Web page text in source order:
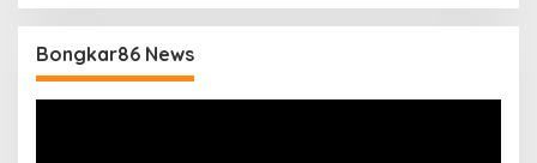
Bongkar86 News